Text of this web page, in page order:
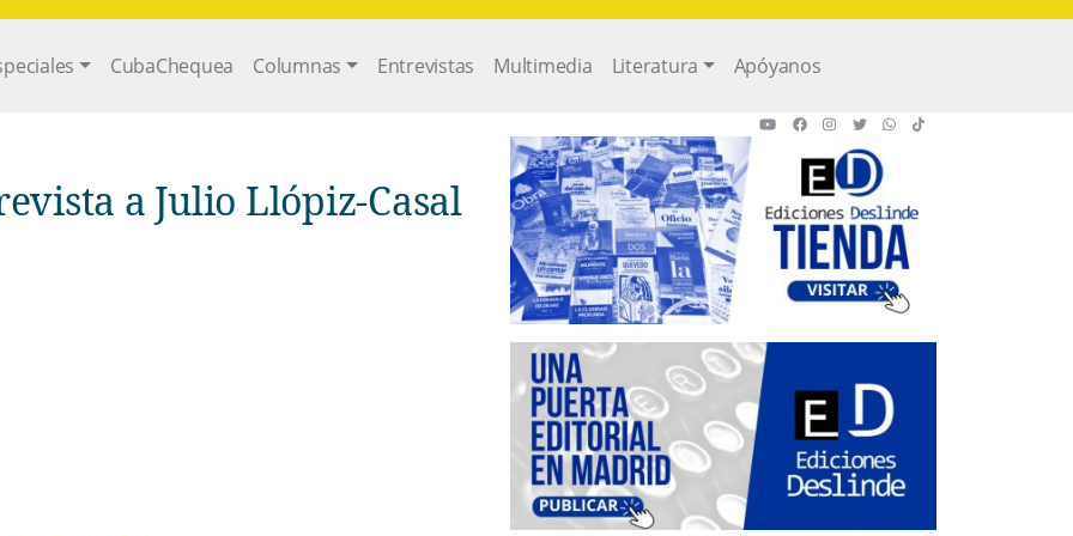
CubaChequea Columnas Entrevistas Multimedia Literatura Apóyanos
a Julio Llópiz-Casal